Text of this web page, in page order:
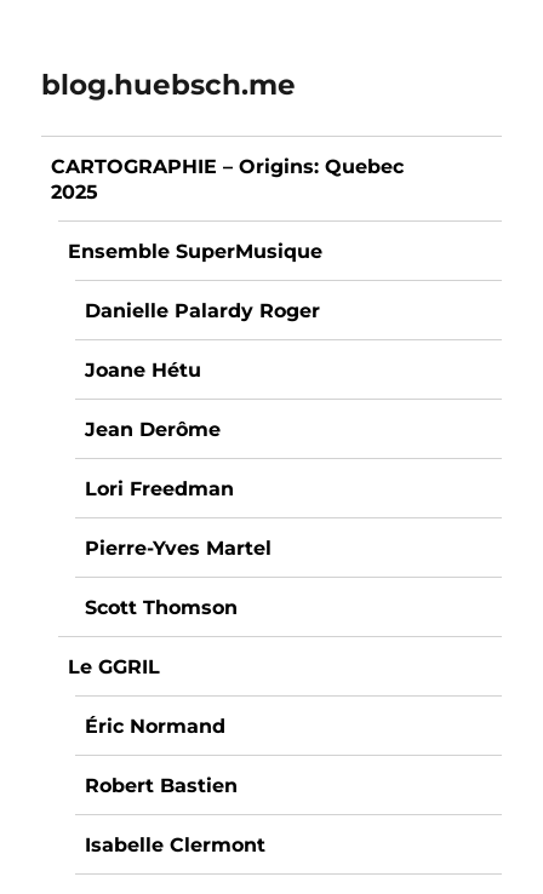
blog.huebsch.me
CARTOGRAPHIE – Origins: Quebec
2025
Ensemble SuperMusique
Danielle Palardy Roger
Joane Hétu
Jean Derôme
Lori Freedman
Pierre-Yves Martel
Scott Thomson
Le GGRIL
Éric Normand
Robert Bastien
Isabelle Clermont